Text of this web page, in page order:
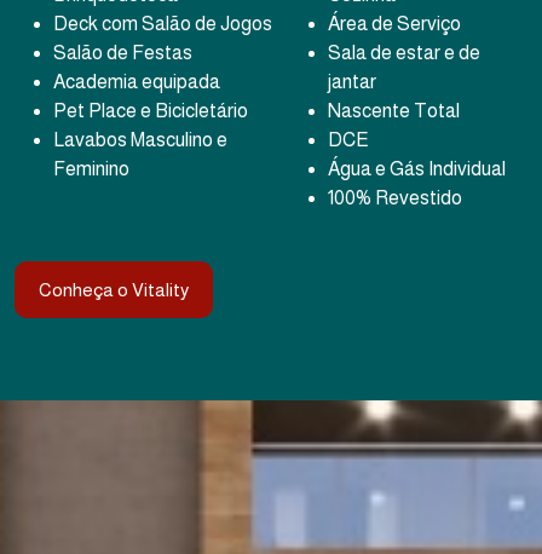
Deck com Salão de Jogos
Salão de Festas
Academia equipada
Pet Place e Bicicletário
Lavabos Masculino e
Feminino
Área de Serviço
Sala de estar e de
jantar
Nascente Total
DCE
Água e Gás Individual
100% Revestido
Conheça o Vitality